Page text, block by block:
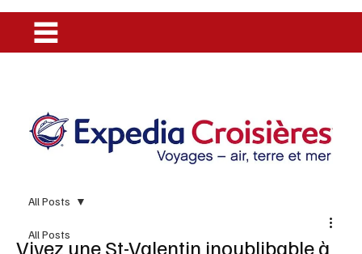
All Posts
All Posts
Vivez une St-Valentin inoublibable à